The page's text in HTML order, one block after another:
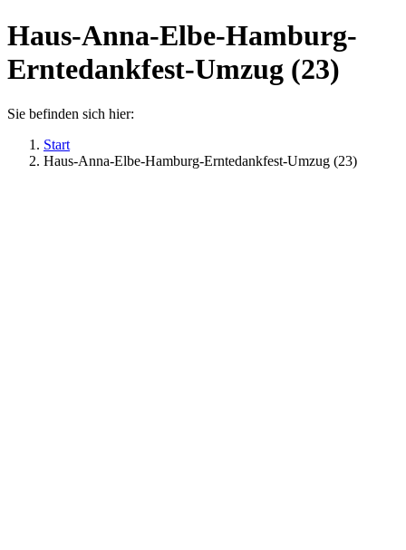
Haus-Anna-Elbe-Hamburg-
Erntedankfest-Umzug (23)
Sie befinden sich hier:
Start
Haus-Anna-Elbe-Hamburg-Erntedankfest-Umzug (23)